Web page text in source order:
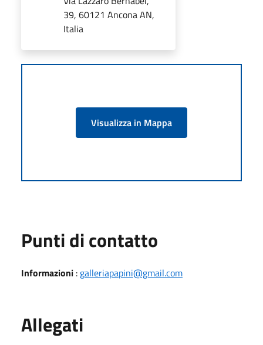
39, 60121 Ancona AN,
Italia
Visualizza in Mappa
Punti di contatto
Informazioni : galleriapapini@gmail.com
Allegati